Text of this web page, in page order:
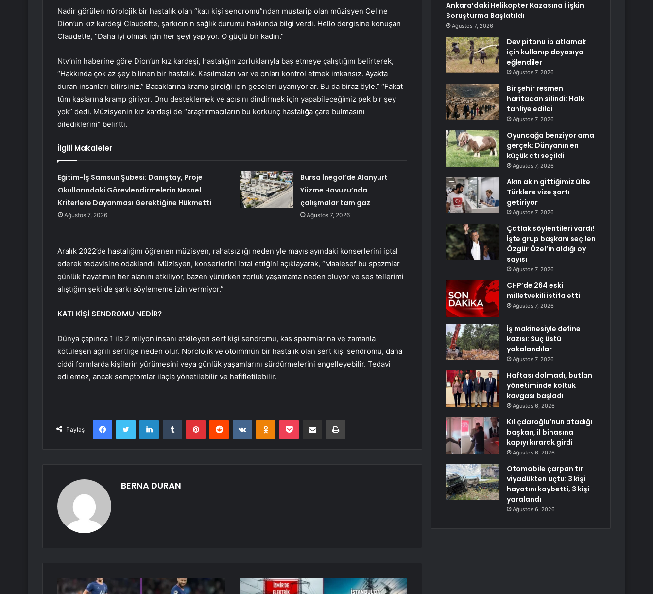
Nadir görülen nörolojik bir hastalık olan “katı kişi sendromu”ndan mustarip olan müzisyen Celine
Dion’un kız kardeşi Claudette, şarkıcının sağlık durumu hakkında bilgi verdi. Hello dergisine konuşan
Claudette, “Daha iyi olmak için her şeyi yapıyor. O güçlü bir kadın.”
Ntv’nin haberine göre Dion’un kız kardeşi, hastalığın zorluklarıyla baş etmeye çalıştığını belirterek,
“Hakkında çok az şey bilinen bir hastalık. Kasılmaları var ve onları kontrol etmek imkansız. Ayakta
duran insanları bilirsiniz.” Bacaklarına kramp girdiği için geceleri uyanıyorlar. Bu da biraz öyle.” “Fakat
tüm kaslarına kramp giriyor. Onu desteklemek ve acısını dindirmek için yapabileceğimiz pek bir şey
yok” dedi. Müzisyenin kız kardeşi de “araştırmacıların bu korkunç hastalığa çare bulmasını
dilediklerini” belirtti.
İlgili Makaleler
Eğitim-İş Samsun Şubesi: Danıştay, Proje
Okullarındaki Görevlendirmelerin Nesnel
Kriterlere Dayanması Gerektiğine Hükmetti
Ağustos 7, 2026
Bursa İnegöl’de Alanyurt
Yüzme Havuzu’nda
çalışmalar tam gaz
Ağustos 7, 2026
Aralık 2022’de hastalığını öğrenen müzisyen, rahatsızlığı nedeniyle mayıs ayındaki konserlerini iptal
ederek tedavisine odaklandı. Müzisyen, konserlerini iptal ettiğini açıklayarak, “Maalesef bu spazmlar
günlük hayatımın her alanını etkiliyor, bazen yürürken zorluk yaşamama neden oluyor ve ses tellerimi
alıştığım şekilde şarkı söylememe izin vermiyor.”
KATI KİŞİ SENDROMU NEDİR?
Dünya çapında 1 ila 2 milyon insanı etkileyen sert kişi sendromu, kas spazmlarına ve zamanla
kötüleşen ağrılı sertliğe neden olur. Nörolojik ve otoimmün bir hastalık olan sert kişi sendromu, daha
ciddi formlarda kişilerin yürümesini veya günlük yaşamlarını sürdürmelerini engelleyebilir. Tedavi
edilemez, ancak semptomlar ilaçla yönetilebilir ve hafifletilebilir.
Paylaş
FacebookTwitter LinkedInTumblr PinterestReddit VKontakteOdnoklassniki
Pocket E-Posta ile paylaş Yazdır
BERNA DURAN
Ankara’daki Helikopter Kazasına İlişkin
Soruşturma Başlatıldı
Ağustos 7, 2026
Dev pitonu ip atlamak
için kullanıp doyasıya
eğlendiler
Ağustos 7, 2026
Bir şehir resmen
haritadan silindi: Halk
tahliye edildi
Ağustos 7, 2026
Oyuncağa benziyor ama
gerçek: Dünyanın en
küçük atı seçildi
Ağustos 7, 2026
Akın akın gittiğimiz ülke
Türklere vize şartı
getiriyor
Ağustos 7, 2026
Çatlak söylentileri vardı!
İşte grup başkanı seçilen
Özgür Özel’in aldığı oy
sayısı
Ağustos 7, 2026
CHP’de 264 eski
milletvekili istifa etti
Ağustos 7, 2026
İş makinesiyle define
kazısı: Suç üstü
yakalandılar
Ağustos 7, 2026
Haftası dolmadı, butlan
yönetiminde koltuk
kavgası başladı
Ağustos 6, 2026
Kılıçdaroğlu’nun atadığı
başkan, il binasına
kapıyı kırarak girdi
Ağustos 6, 2026
Otomobile çarpan tır
viyadükten uçtu: 3 kişi
hayatını kaybetti, 3 kişi
yaralandı
Ağustos 6, 2026